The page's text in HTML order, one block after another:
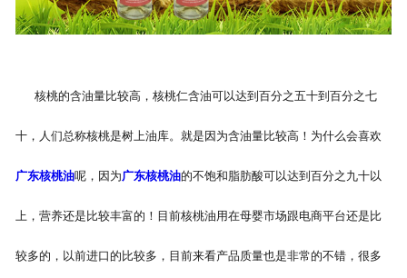
核桃的含油量比较高，核桃仁含油可以达到百分之五十到百分之七
十，人们总称核桃是树上油库。就是因为含油量比较高！为什么会喜欢
广东核桃油呢，因为广东核桃油的不饱和脂肪酸可以达到百分之九十以
上，营养还是比较丰富的！目前核桃油用在母婴市场跟电商平台还是比
较多的，以前进口的比较多，目前来看产品质量也是非常的不错，很多